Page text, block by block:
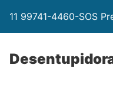
11 99741-4460-SOS